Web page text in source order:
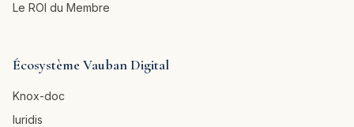
Le ROI du Membre
Écosystème Vauban Digital
Knox-doc
Iuridis